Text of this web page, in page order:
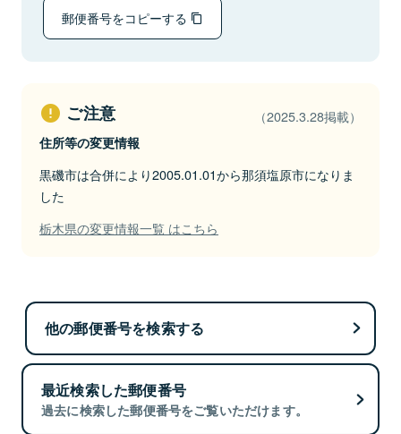
郵便番号をコピーする
ご注意 （2025.3.28掲載）
住所等の変更情報
黒磯市は合併により2005.01.01から那須塩原市になりま
した
栃木県の変更情報一覧 はこちら
他の郵便番号を検索する
最近検索した郵便番号
過去に検索した郵便番号をご覧いただけます。